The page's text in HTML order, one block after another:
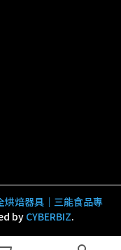
焙器具｜三能食品專
by CYBERBIZ.